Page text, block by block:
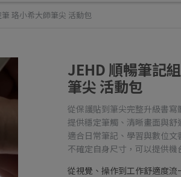
珞小希大師筆尖 活動包
JEHD 順暢筆記
筆尖 活動包
從保護貼到筆尖完整升級書寫
提供穩定筆觸、清晰畫面與舒
適合日常筆記、學習與數位文
不確定自身尺寸，可以提供
從視覺、操作到工作舒適度